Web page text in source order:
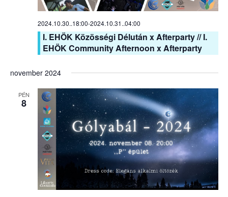
2024.10.30..18:00-2024.10.31..04:00
I. EHÖK Közösségi Délután x Afterparty // I.
EHÖK Community Afternoon x Afterparty
november 2024
PÉN
8